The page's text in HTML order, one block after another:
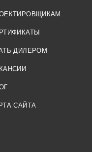
ДИЛЕРОМ
САЙТА